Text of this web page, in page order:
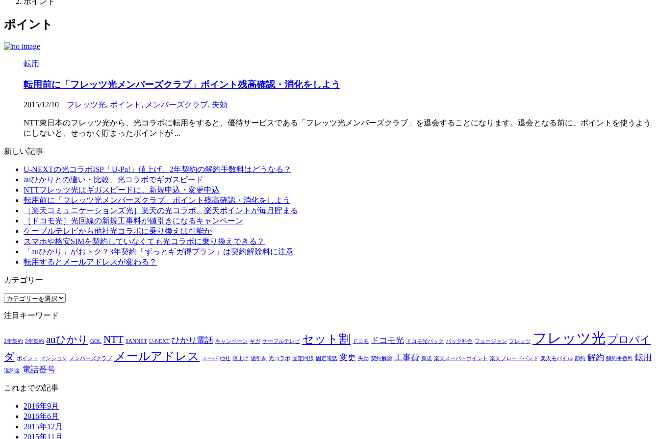
ポイント
転用
転用前に「フレッツ光メンバーズクラブ」ポイント残高確認・消化をしよう
2015/12/10 フレッツ光, ポイント , メンバーズクラブ, 失効
NTT東日本のフレッツ光から、光コラボに転用をすると、優待サービスである「フレッツ光メンバーズクラブ」を退会することになります。退会となる前に、ポイントを使うよう
にしないと、せっかく貯まったポイントが ...
新しい記事
U-NEXTの光コラボISP「U-Pa!」値上げ、2年契約の解約手数料はどうなる？
auひかりとの違い・比較、光コラボでギガスピード
NTTフレッツ光はギガスピードに。新規申込・変更申込
転用前に「フレッツ光メンバーズクラブ」ポイント残高確認・消化をしよう
［楽天コミュニケーションズ光］楽天の光コラボ、楽天ポイントが毎月貯まる
［ドコモ光］光回線の新規工事料が値引きになるキャンペーン
ケーブルテレビから他社光コラボに乗り換えは可能か
スマホや格安SIMを契約していなくても光コラボに乗り換えできる？
「auひかり」がおトク？3年契約「ずっとギガ得プラン」は契約解除料に注意
転用するとメールアドレスが変わる？
カテゴリー
カ
ゴ
ー
注目キーワード
2年契約 3年契約 auひかり GOL NTT SANNET U-NEXT ひかり電話 キャンペーン ギガ ケーブルテレビ セット割 ドコモ ドコモ光 ドコモ光パック パック料金 フュージョン フレッツ フレッツ光 プロバイ
ダ ポイント マンション メンバーズクラブ メールアドレス ユーパ 他社 値上げ 値引き 光コラボ 固定回線 固定電話 変更 失効 契約解除 工事費 新規 楽天スーパーポイント 楽天ブロードバンド 楽天モバイル 節約 解約 解約手数料 転用
違約金 電話番号
これまでの記事
2016年9月
2016年6月
2015年12月
2015年11月